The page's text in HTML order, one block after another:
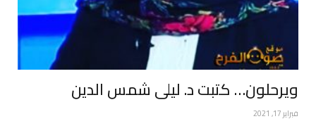
ويرحلون… كتبت د. ليلى شمس الدين
فبراير 17, 2021